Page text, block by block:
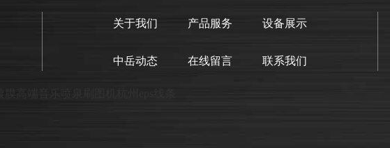
关于我们 产品服务 设备展示
中岳动态 在线留言 联系我们